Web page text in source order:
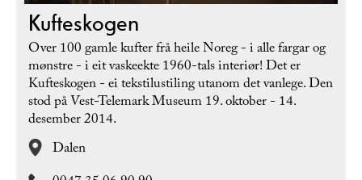
Kufteskogen
Over 100 gamle kufter frå heile Noreg - i alle fargar og
mønstre - i eit vaskeekte 1960-tals interiør! Det er
Kufteskogen - ei tekstilustiling utanom det vanlege. Den
stod på Vest-Telemark Museum 19. oktober - 14.
desember 2014.
Dalen